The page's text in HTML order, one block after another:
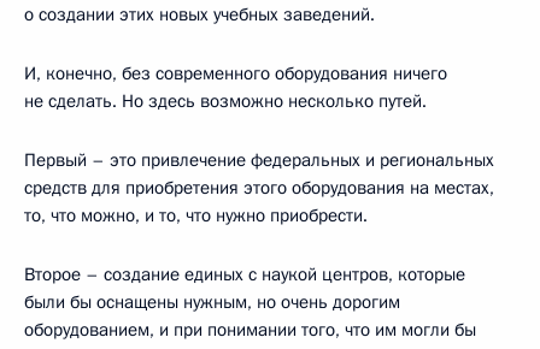
о создании этих новых учебных заведений.
И, конечно, без современного оборудования ничего
не сделать. Но здесь возможно несколько путей.
Первый – это привлечение федеральных и региональных
средств для приобретения этого оборудования на местах,
то, что можно, и то, что нужно приобрести.
Второе – создание единых с наукой центров, которые
были бы оснащены нужным, но очень дорогим
оборудованием, и при понимании того, что им могли бы